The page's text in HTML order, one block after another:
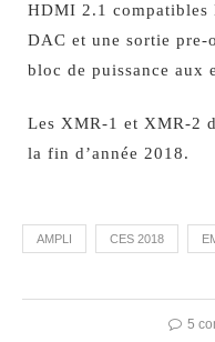
HDMI 2.1 compatibles
DAC et une sortie pre-
bloc de puissance aux
Les XMR-1 et XMR-2
la fin d’année 2018.
AMPLI CES 2018
5